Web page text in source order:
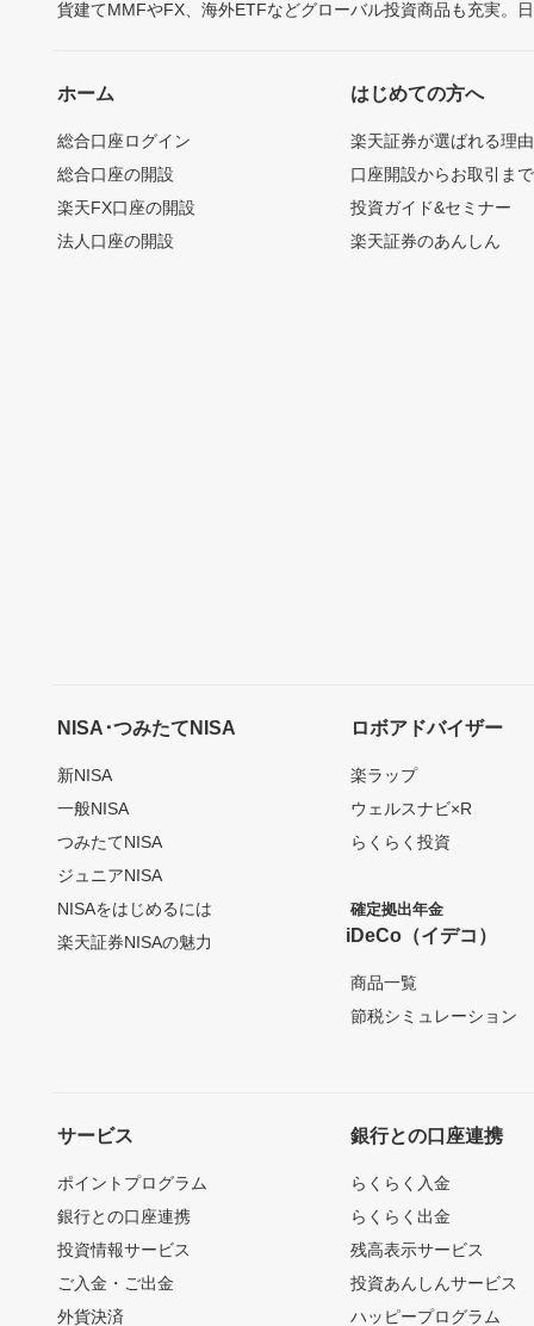
貨建てMMFやFX、海外ETFなどグローバル投資商品も充実。
ホーム
総合口座ログイン
総合口座の開設
楽天FX口座の開設
法人口座の開設
はじめての方へ
楽天証券が選ばれる理由
口座開設からお取引ま
投資ガイド&セミナー
楽天証券のあんしん
NISA･つみたてNISA
新NISA
一般NISA
つみたてNISA
ジュニアNISA
NISAをはじめるには
楽天証券NISAの魅力
ロボアドバイザー
楽ラップ
ウェルスナビ×R
らくらく投資
確定拠出年金
iDeCo（イデコ）
商品一覧
節税シミュレーション
サービス
ポイントプログラム
銀行との口座連携
投資情報サービス
ご入金・ご出金
外貨決済
銀行との口座連携
らくらく入金
らくらく出金
残高表示サービス
投資あんしんサービス
ハッピープログラム